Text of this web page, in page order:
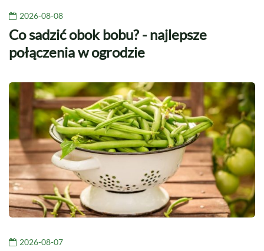
2026-08-08
Co sadzić obok bobu? - najlepsze
połączenia w ogrodzie
2026-08-07